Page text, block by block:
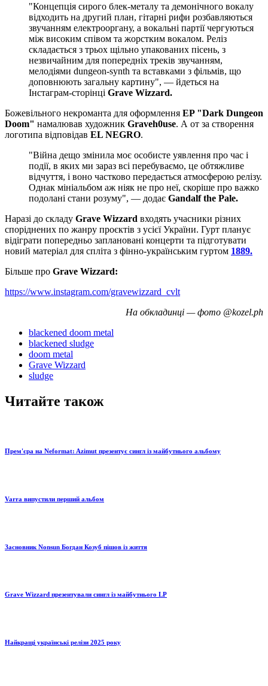
"Концепція сирого блек-металу та демонічного вокалу
відходить на другий план, гітарні рифи розбавляються
звучанням електрооргану, а вокальні партії чергуються
між високим співом та жорстким вокалом. Реліз
складається з трьох щільно упакованих пісень, з
незвичайним для попередніх треків звучанням,
мелодіями dungeon-synth та вставками з фільмів, що
доповнюють загальну картину", — йдеться на
Інстаграм-сторінці Grave Wizzard.
Божевільного некроманта для оформлення EP "Dark Dungeon
Doom" намалював художник Graveh0use. А от за створення
логотипа відповідав EL NEGRO.
"Війна дещо змінила моє особисте уявлення про час і
події, в яких ми зараз всі перебуваємо, це обтяжливе
відчуття, і воно частково передається атмосферою релізу.
Однак мініальбом аж ніяк не про неї, скоріше про важко
подолані стани розуму", — додає Gandalf the Pale.
Наразі до складу Grave Wizzard входять учасники різних
споріднених по жанру проєктів з усієї України. Гурт планує
відіграти попередньо заплановані концерти та підготувати
новий матеріал для спліта з фінно-українським гуртом 1889.
Більше про Grave Wizzard:
https://www.instagram.com/gravewizzard_cvlt
На обкладинці — фото @kozel.ph
blackened doom metal
blackened sludge
doom metal
Grave Wizzard
sludge
Читайте також
Прем'єра на Neformat: Azimut презентує сингл із майбутнього альбому
Varra випустили перший альбом
Засновник Nonsun Богдан Козуб пішов із життя
Grave Wizzard презентували сингл із майбутнього LP
Найкращі українські релізи 2025 року